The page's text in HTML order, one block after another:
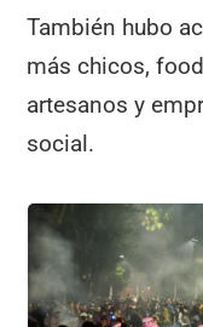
También hubo
más chicos,
artesanos y
social.